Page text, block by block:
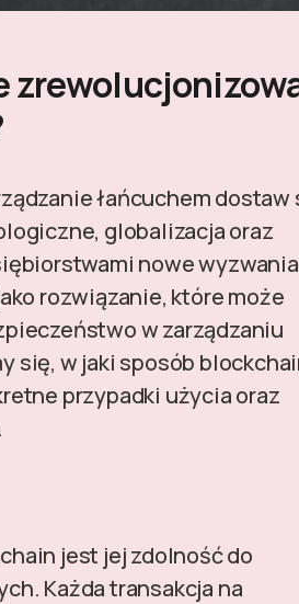
łańcuchem dostaw
globalizacja oraz
nowe
rozwiązanie, które może
w zarządzaniu
się, w jaki sposób
przypadki użycia oraz
jest jej zdolność do
Każda transakcja na